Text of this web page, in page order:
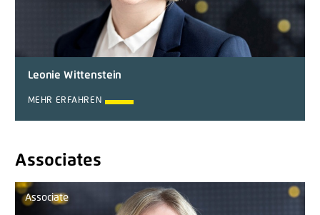
Leonie Wittenstein
MEHR ERFAHREN
Associates
Associate